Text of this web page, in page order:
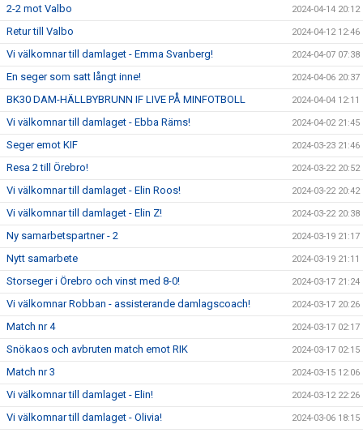
2-2 mot Valbo 2024-04-14 20:12
Retur till Valbo 2024-04-12 12:46
Vi välkomnar till damlaget - Emma Svanberg! 2024-04-07 07:38
En seger som satt långt inne! 2024-04-06 20:37
BK30 DAM-HÄLLBYBRUNN IF LIVE PÅ MINFOTBOLL 2024-04-04 12:11
Vi välkomnar till damlaget - Ebba Räms! 2024-04-02 21:45
Seger emot KIF 2024-03-23 21:46
Resa 2 till Örebro! 2024-03-22 20:52
Vi välkomnar till damlaget - Elin Roos! 2024-03-22 20:42
Vi välkomnar till damlaget - Elin Z! 2024-03-22 20:38
Ny samarbetspartner - 2 2024-03-19 21:17
Nytt samarbete 2024-03-19 21:11
Storseger i Örebro och vinst med 8-0! 2024-03-17 21:24
Vi välkomnar Robban - assisterande damlagscoach! 2024-03-17 20:26
Match nr 4 2024-03-17 02:17
Snökaos och avbruten match emot RIK 2024-03-17 02:15
Match nr 3 2024-03-15 12:06
Vi välkomnar till damlaget - Elin! 2024-03-12 22:26
Vi välkomnar till damlaget - Olivia! 2024-03-06 18:15